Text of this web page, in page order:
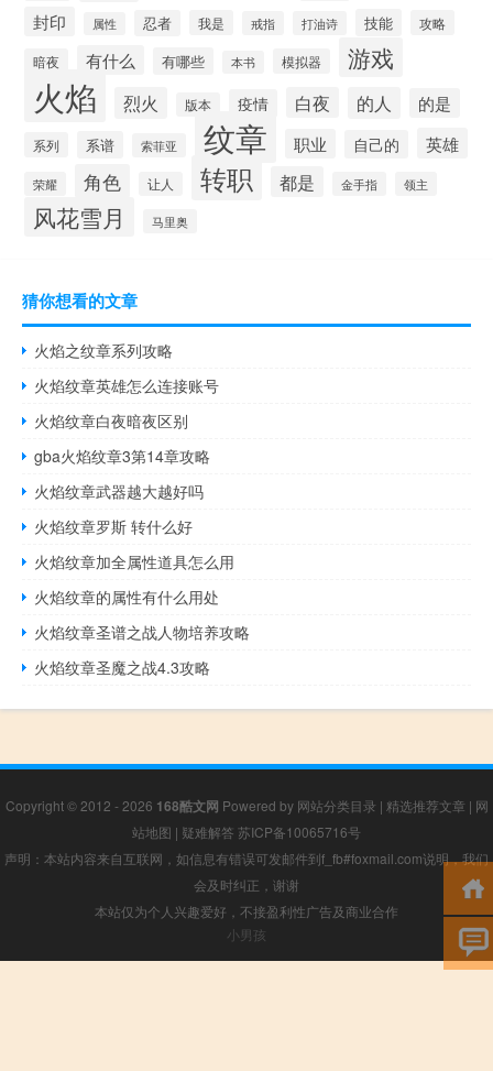
封印 属性 忍者 我是 戒指 打油诗 技能 攻略
暗夜 有什么 有哪些 本书 模拟器 游戏
火焰 烈火 版本 疫情 白夜 的人 的是
系列 系谱 索菲亚 纹章 职业 自己的 英雄
荣耀 角色 让人 转职 都是 金手指 领主
风花雪月 马里奥
猜你想看的文章
火焰之纹章系列攻略
火焰纹章英雄怎么连接账号
火焰纹章白夜暗夜区别
gba火焰纹章3第14章攻略
火焰纹章武器越大越好吗
火焰纹章罗斯 转什么好
火焰纹章加全属性道具怎么用
火焰纹章的属性有什么用处
火焰纹章圣谱之战人物培养攻略
火焰纹章圣魔之战4.3攻略
Copyright © 2012 - 2026 168酷文网 Powered by 网站分类目录 | 精选推荐文章 | 网
站地图 | 疑难解答 苏ICP备10065716号
声明：本站内容来自互联网，如信息有错误可发邮件到f_fb#foxmail.com说明，我们
会及时纠正，谢谢
本站仅为个人兴趣爱好，不接盈利性广告及商业合作
小男孩